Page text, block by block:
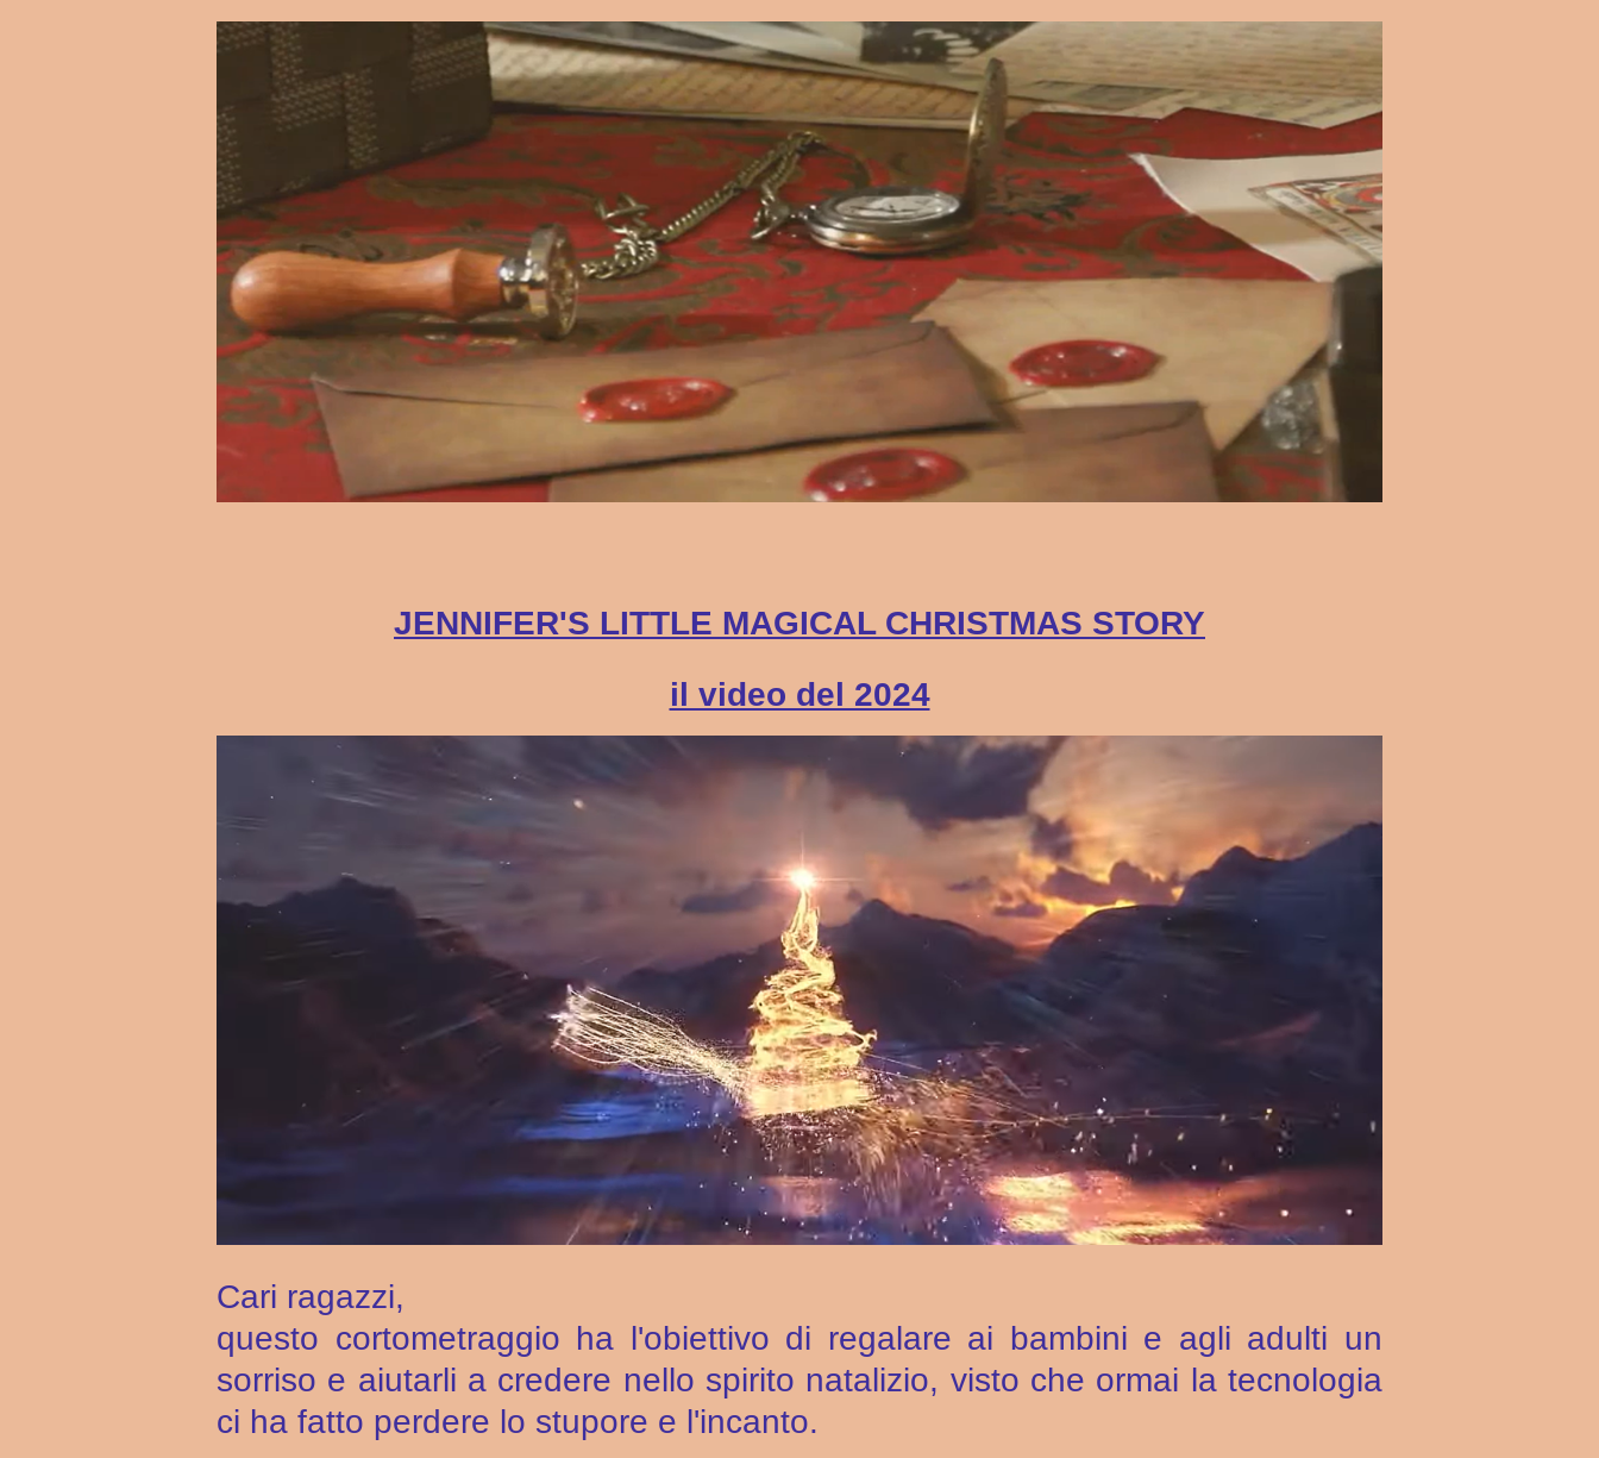
JENNIFER'S LITTLE MAGICAL CHRISTMAS STORY
il video del 2024
Cari ragazzi,
questo cortometraggio ha l'obiettivo di regalare ai bambini e agli adulti un
sorriso e aiutarli a credere nello spirito natalizio, visto che ormai la tecnologia
ci ha fatto perdere lo stupore e l'incanto.